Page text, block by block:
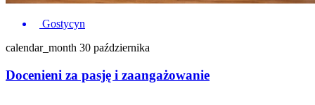
Gostycyn
calendar_month 30 października
Docenieni za pasję i zaangażowanie